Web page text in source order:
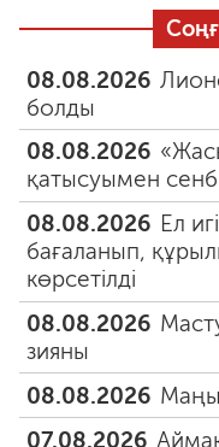
08.08.2026
болды
08.08.2026
қатысуымен
08.08.2026 Ел
бағаланып,
көрсетілді
08.08.2026
зияны
08.08.2026
07.08.2026